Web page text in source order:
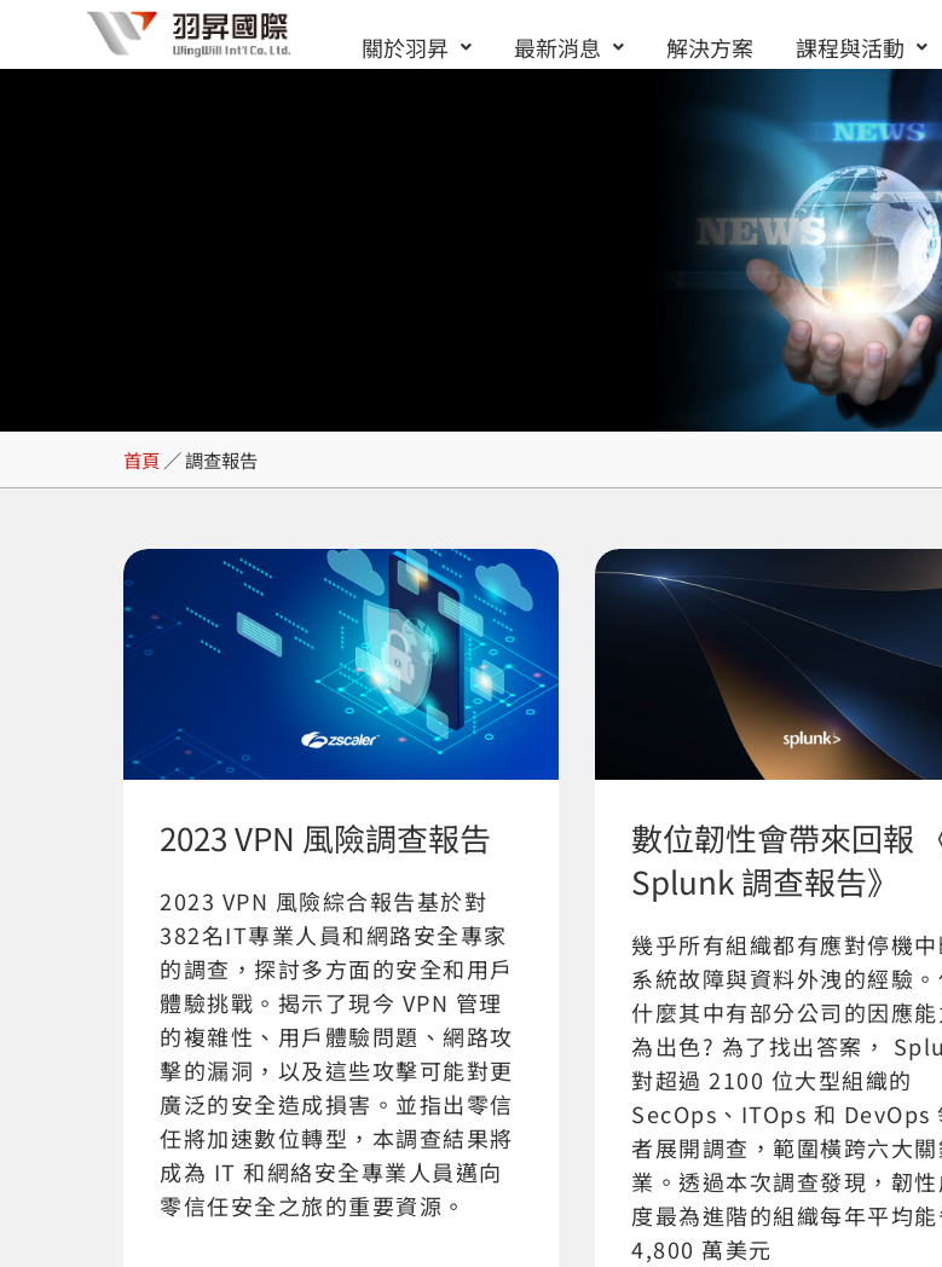
至
關於羽昇 最新消息 解決方案 課程與活動
調查報告
首頁 ／調查報告
2023 VPN 風險調查報告
2023 VPN 風險綜合報告基於對
382名IT專業人員和網路安全專家
的調查，探討多方面的安全和用戶
體驗挑戰。揭示了現今 VPN 管理
的複雜性、用戶體驗問題、網路攻
擊的漏洞，以及這些攻擊可能對更
廣泛的安全造成損害。並指出零信
任將加速數位轉型，本調查結果將
成為 IT 和網絡安全專業人員邁向
零信任安全之旅的重要資源。
數位韌性會帶來回報
Splunk 調查報告》
幾乎所有組織都有應對停機中
系統故障與資料外洩的經驗。
什麼其中有部分公司的因應能
為出色? 為了找出答案，
對超過 2100 位大型組織的
SecOps、ITOps 和 DevOps
者展開調查，範圍橫跨六大關
業。透過本次調查發現，韌
度最為進階的組織每年平均能
4,800 萬美元